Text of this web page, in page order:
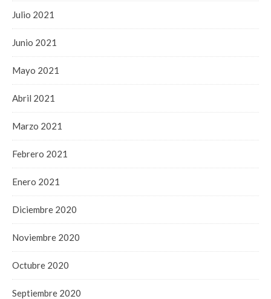
Julio 2021
Junio 2021
Mayo 2021
Abril 2021
Marzo 2021
Febrero 2021
Enero 2021
Diciembre 2020
Noviembre 2020
Octubre 2020
Septiembre 2020